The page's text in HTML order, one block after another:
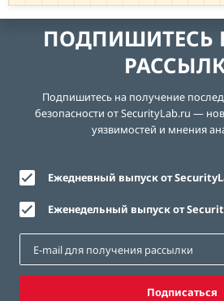
ПОДПИШИТЕСЬ
Подпишитесь на получение
безопасности от SecurityLab.ru —
уязвимостей и мнения
Ежедневный выпуск от
Еженедельный выпуск от
Подписаться